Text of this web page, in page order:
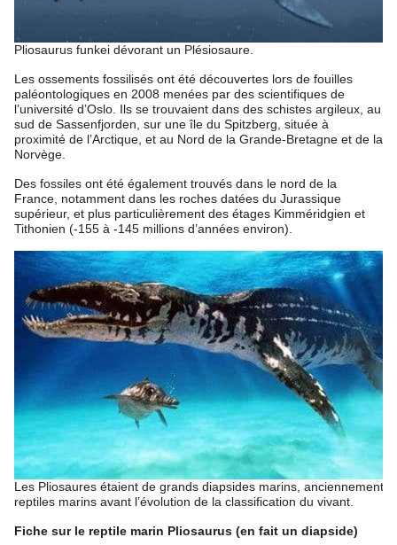
Pliosaurus funkei dévorant un Plésiosaure.
Les ossements fossilisés ont été découvertes lors de fouilles
paléontologiques en 2008 menées par des scientifiques de
l’université d’Oslo. Ils se trouvaient dans des schistes argileux, au
sud de Sassenfjorden, sur une île du Spitzberg, située à
proximité de l’Arctique, et au Nord de la Grande-Bretagne et de la
Norvège.
Des fossiles ont été également trouvés dans le nord de la
France, notamment dans les roches datées du Jurassique
supérieur, et plus particulièrement des étages Kimméridgien et
Tithonien (-155 à -145 millions d’années environ).
Les Pliosaures étaient de grands diapsides marins, anciennement
reptiles marins avant l’évolution de la classification du vivant.
Fiche sur le reptile marin Pliosaurus (en fait un diapside)